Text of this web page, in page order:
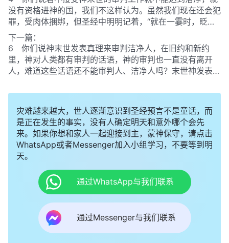
没有资格进神的国，我们不这样认为。虽然我们现在还会犯
罪，受肉体捆绑，但圣经中明明记着，“就在一霎时，眨眼
之间，号筒末次吹响的时候；因号筒要响，死人要复活，成
为不朽坏的，我们也要改变。”（林前15:52）我们认为神是
全能的，神一句话能创造天地万物，一句话能让死人复活，
神来霎时间就能改变我们的形象，提接我们进天国。所以，
我们不需要神末世道成肉身发表真理来作审判洁净的工作。
下一篇：
6 你们说神末世发表真理来审判洁净人，在旧约和新约
里，神对人类都有审判的话语，神的审判也一直没有离开
人，难道这些话语还不能审判人、洁净人吗？末世神发表的
灾难越来越大，世人逐渐意识到圣经预言不是童话，而
是正在发生的事实，没有人确定明天和意外哪个会先
来。如果你想和家人一起迎接到主，蒙神保守，请点击
WhatsApp或者Messenger加入小组学习，不要等到明
天。
通过WhatsApp与我们联系
通过Messenger与我们联系